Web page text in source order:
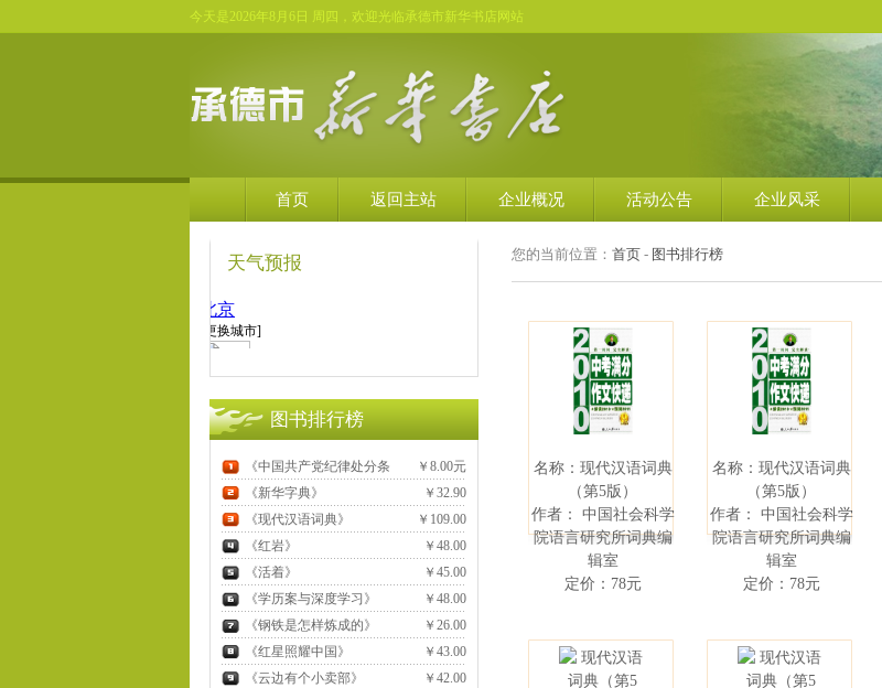
今天是 2026年8月6日 周四，欢迎光临承德市新华书店网站
首页 返回主站 企业概况 活动公告 企业风采
您的当前位置： 首页 - 图书排行榜
名称：现代汉语词典
（第5版）
作者： 中国社会科学
院语言研究所词典编
辑室
定价：78元
名称：现代汉语词典
（第5版）
作者： 中国社会科学
院语言研究所词典编
辑室
定价：78元
天气预报
图书排行榜
《中国共产党纪律处分条
例》
￥8.00元
《新华字典》
￥32.90
元
《现代汉语词典》
￥109.00
元
《红岩》
￥48.00
元
《活着》
￥45.00
《学历案与深度学习》
￥48.00
《钢铁是怎样炼成的》
￥26.00
《红星照耀中国》
￥43.00
《云边有个小卖部》
￥42.00